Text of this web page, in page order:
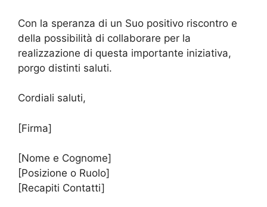
Con la speranza di un Suo positivo riscontro e
della possibilità di collaborare per la
realizzazione di questa importante iniziativa,
porgo distinti saluti.
Cordiali saluti,
[Firma]
[Nome e Cognome]
[Posizione o Ruolo]
[Recapiti Contatti]